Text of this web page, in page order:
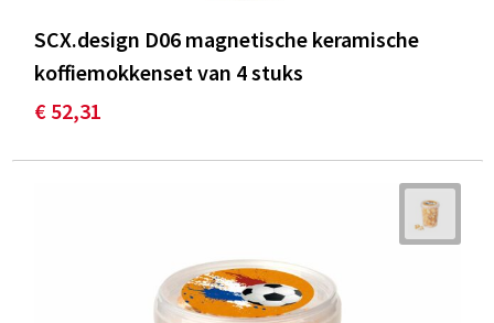
SCX.design D06 magnetische keramische
koffiemokkenset van 4 stuks
€ 52,31